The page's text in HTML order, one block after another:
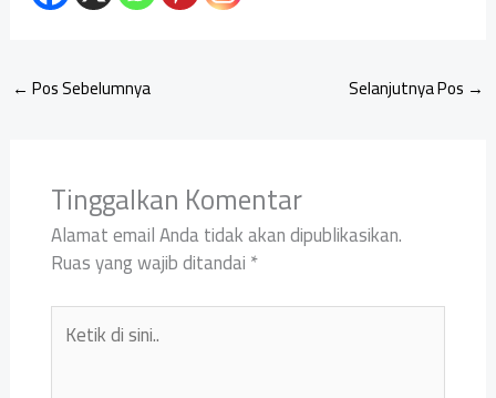
← Pos Sebelumnya Selanjutnya Pos →
Tinggalkan Komentar
Alamat email Anda tidak akan dipublikasikan.
Ruas yang wajib ditandai*
Ketik